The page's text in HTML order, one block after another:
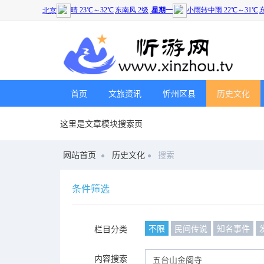
首页 文旅资讯 忻州区县 历史文化
这里是文章模块搜索页
网站首页 历史文化 搜索
条件筛选
栏目分类 不限 民间传说 知名事件
内容搜索